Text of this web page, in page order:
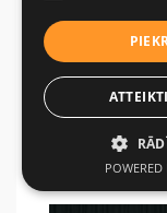
POWERED